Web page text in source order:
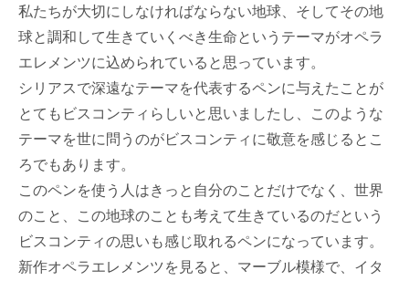
私たちが大切にしなければならない地球、そしてその地
球と調和して生きていくべき生命というテーマがオペラ
エレメンツに込められていると思っています。
シリアスで深遠なテーマを代表するペンに与えたことが
とてもビスコンティらしいと思いましたし、このような
テーマを世に問うのがビスコンティに敬意を感じるとこ
ろでもあります。
このペンを使う人はきっと自分のことだけでなく、世界
のこと、この地球のことも考えて生きているのだという
ビスコンティの思いも感じ取れるペンになっています。
新作オペラエレメンツを見ると、マーブル模様で、イタ